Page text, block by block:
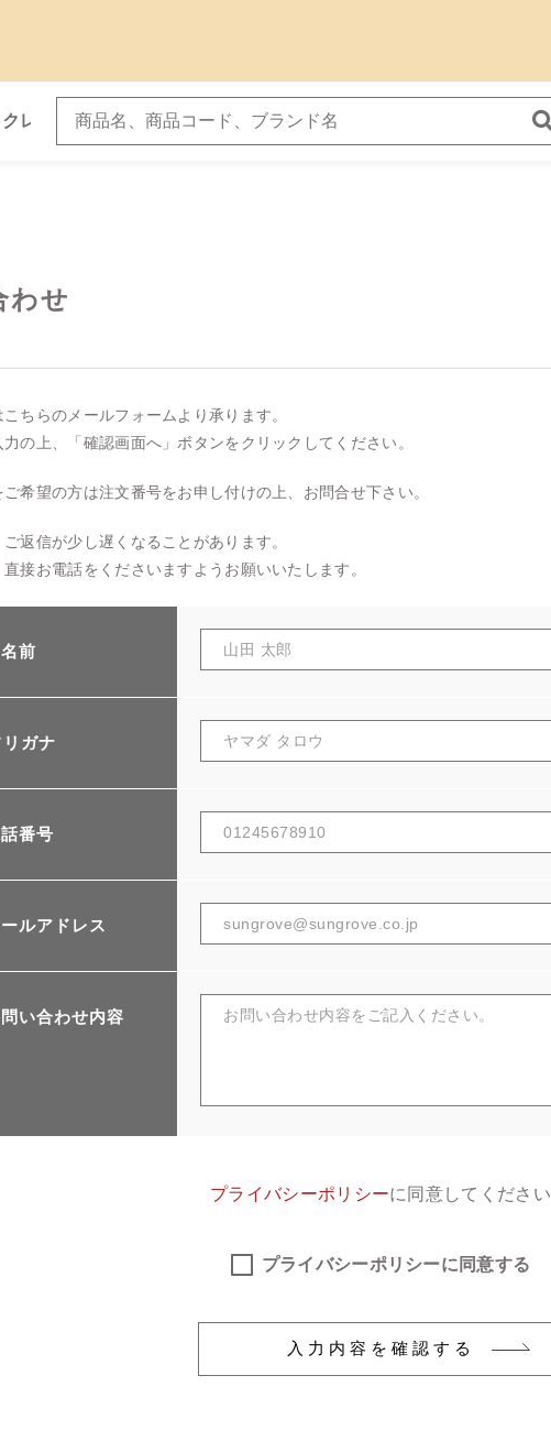
レス ブレスレット
わせ
ちらのメールフォームより承ります。
の上、「確認画面へ」ボタンをクリックしてください。
希望の方は注文番号をお申し付けの上、お問合せ下さい。
ご返信が少し遅くなることがあります。
接お電話をくださいますようお願いいたします。
前
リガナ
番号
ールアドレス
い合わせ内容
プライバシーポリシーに同意してください
プライバシーポリシーに同意する
入力内容を確認する
その他
在庫あり セール